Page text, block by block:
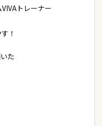
トレーナー
！
た